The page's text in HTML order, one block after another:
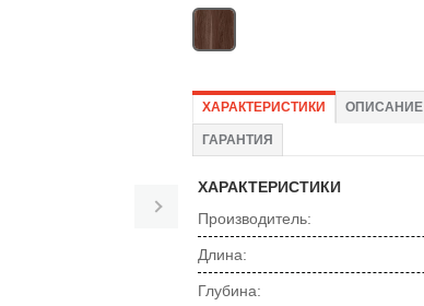
ХАРАКТЕРИСТИКИ ОПИСАНИЕ
ГАРАНТИЯ
ХАРАКТЕРИСТИКИ
Производитель:
Длина:
Глубина: